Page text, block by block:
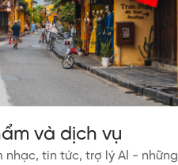
và dịch vụ
nhạc, tin tức, trợ lý AI - những